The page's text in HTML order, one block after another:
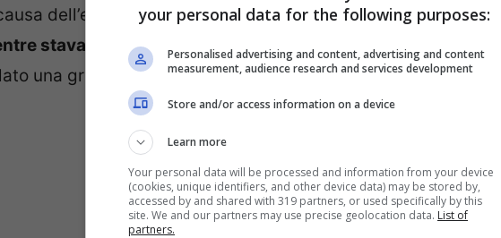
dell’ennesima esplosione della power unit del
stava sverniciando la Red Bull di Max Verstappen
una grande doppietta alla Scuderia modenese.
your personal data for the following purposes:
Personalised advertising and content, advertising and content
measurement, audience research and services development
Store and/or access information on a device
Learn more
Your personal data will be processed and information from your device
(cookies, unique identifiers, and other device data) may be stored by,
accessed by and shared with 319 partners, or used specifically by this
site. We and our partners may use precise geolocation data. List of
partners.